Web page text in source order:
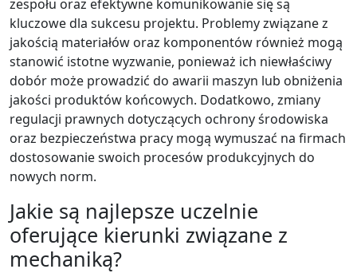
zespołu oraz efektywne komunikowanie się są
kluczowe dla sukcesu projektu. Problemy związane z
jakością materiałów oraz komponentów również mogą
stanowić istotne wyzwanie, ponieważ ich niewłaściwy
dobór może prowadzić do awarii maszyn lub obniżenia
jakości produktów końcowych. Dodatkowo, zmiany
regulacji prawnych dotyczących ochrony środowiska
oraz bezpieczeństwa pracy mogą wymuszać na firmach
dostosowanie swoich procesów produkcyjnych do
nowych norm.
Jakie są najlepsze uczelnie
oferujące kierunki związane z
mechaniką?